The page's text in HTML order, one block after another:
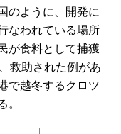
のように、開発に
なわれている場所
が食料として捕獲
救助された例があ
で越冬するクロツ
。